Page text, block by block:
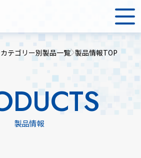
カテゴリー別製品一覧 製品情報TOP
製品情報